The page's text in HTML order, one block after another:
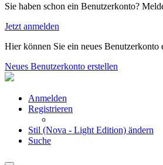
Sie haben schon ein Benutzerkonto?
Jetzt anmelden
Hier können Sie ein neues Benutzerkonto
Neues Benutzerkonto erstellen
Anmelden
Registrieren
Stil (Nova - Light Edition) ändern
Suche